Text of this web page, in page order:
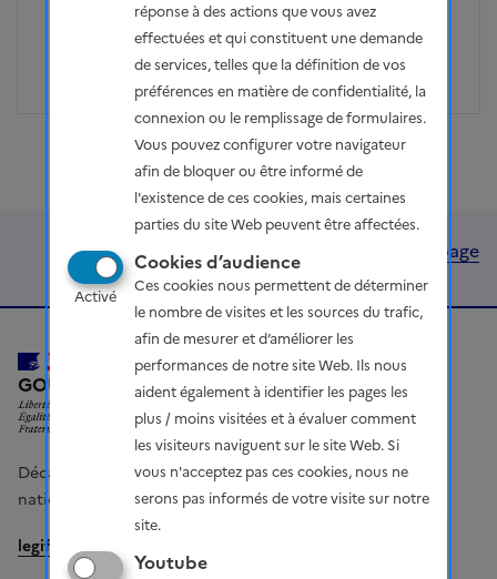
réponse à des actions que vous avez
effectuées et qui constituent une demande
de services, telles que la définition de vos
préférences en matière de confidentialité, la
connexion ou le remplissage de formulaires.
Vous pouvez configurer votre navigateur
afin de bloquer ou être informé de
l'existence de ces cookies, mais certaines
parties du site Web peuvent être affectées.
Cookies d’audience
Activé
Ces cookies nous permettent de déterminer
le nombre de visites et les sources du trafic,
afin de mesurer et d’améliorer les
performances de notre site Web. Ils nous
aident également à identifier les pages les
plus / moins visitées et à évaluer comment
les visiteurs naviguent sur le site Web. Si
vous n'acceptez pas ces cookies, nous ne
serons pas informés de votre visite sur notre
site.
Youtube
FacebookPartager sur Twitter
Partager sur Linkedin
Courriel Copier dans le
votes - Se
Haut de page
GOUVERNEMENTLIBERTÉ, ÉGALITÉ, FRATERNITÉ
Décarboner la France : votre voix compte - concertation
nationale sur l'énergie et le climat
legifrance.gouv.fr